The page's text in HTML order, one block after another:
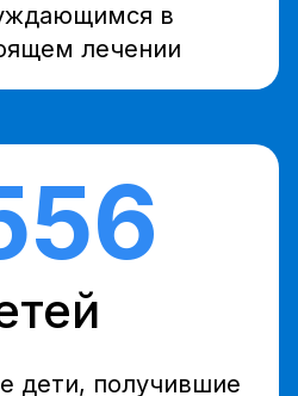
в
лечении
дети, получившие